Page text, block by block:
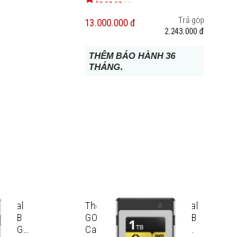
13.000.000 đ
Trả góp
2.243.000 đ
THÊM BẢO HÀNH 36
THÁNG.
B
Thẻ nhớ Lexar Professional
GOLD CFexpress 4.0 Type B
Card 1TB [LCXEXP4001T-